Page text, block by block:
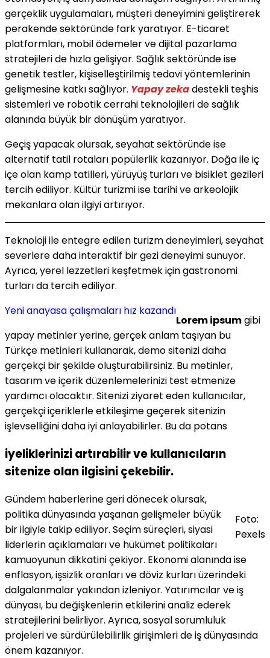
gerçeklik uygulamaları, müşteri deneyimini geliştirerek
perakende sektöründe fark yaratıyor. E-ticaret
platformları, mobil ödemeler ve dijital pazarlama
stratejileri de hızla gelişiyor. Sağlık sektöründe ise
genetik testler, kişiselleştirilmiş tedavi yöntemlerinin
gelişmesine katkı sağlıyor. Yapay zekadestekli teşhis
sistemleri ve robotik cerrahi teknolojileri de sağlık
alanında büyük bir dönüşüm yaratıyor.
Geçiş yapacak olursak, seyahat sektöründe ise
alternatif tatil rotaları popülerlik kazanıyor. Doğa ile iç
içe olan kamp tatilleri, yürüyüş turları ve bisiklet gezileri
tercih ediliyor. Kültür turizmi ise tarihi ve arkeolojik
mekanlara olan ilgiyi artırıyor.
Teknoloji ile entegre edilen turizm deneyimleri, seyahat
severlere daha interaktif bir gezi deneyimi sunuyor.
Ayrıca, yerel lezzetleri keşfetmek için gastronomi
turları da tercih ediliyor.
Yeni anayasa çalışmaları hız kazandı
Lorem ipsumgibi
yapay metinler yerine, gerçek anlam taşıyan bu
Türkçe metinleri kullanarak, demo sitenizi daha
gerçekçi bir şekilde oluşturabilirsiniz. Bu metinler,
tasarım ve içerik düzenlemelerinizi test etmenize
yardımcı olacaktır. Sitenizi ziyaret eden kullanıcılar,
gerçekçi içeriklerle etkileşime geçerek sitenizin
işlevselliğini daha iyi anlayabilirler. Bu da potans
iyeliklerinizi artırabilir ve kullanıcıların
sitenize olan ilgisini çekebilir.
Foto:
Pexels
Gündem haberlerine geri dönecek olursak,
politika dünyasında yaşanan gelişmeler büyük
bir ilgiyle takip ediliyor. Seçim süreçleri, siyasi
liderlerin açıklamaları ve hükümet politikaları
kamuoyunun dikkatini çekiyor. Ekonomi alanında ise
enflasyon, işsizlik oranları ve döviz kurları üzerindeki
dalgalanmalar yakından izleniyor. Yatırımcılar ve iş
dünyası, bu değişkenlerin etkilerini analiz ederek
stratejilerini belirliyor. Ayrıca, sosyal sorumluluk
projeleri ve sürdürülebilirlik girişimleri de iş dünyasında
önem kazanıyor.